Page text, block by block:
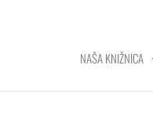
UNIVERZITNÁ
KNIŽNICA
NAŠA KNIŽNICA